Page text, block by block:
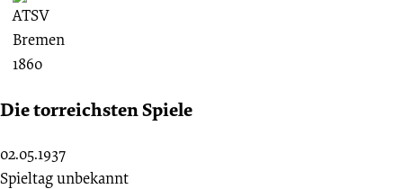
Die torreichsten Spiele
02.05.1937
Spieltag unbekannt